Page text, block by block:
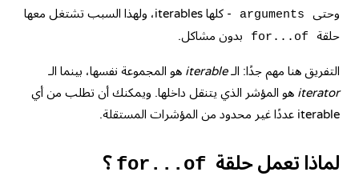
وحتى arguments
- كلها iterables، ولهذا السبب تشتغل معها
حلقة
for...of بدون مشاكل.
التفريق هنا مهم جدًا: الـiterable هو المجموعة نفسها، بينما الـ
iterator هو المؤشر الذي يتنقل داخلها. ويمكنك أن تطلب من أي
iterable عددًا غير محدود من المؤشرات المستقلة.
لماذا تعمل حلقة for...of ؟